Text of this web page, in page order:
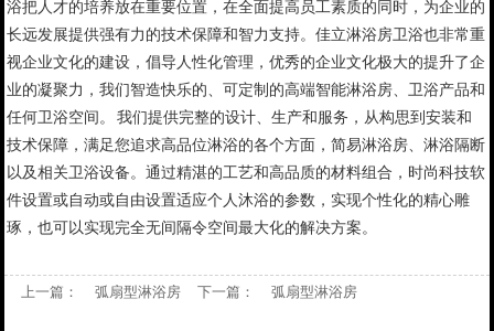
浴把人才的培养放在重要位置，在全面提高员工素质的同时，为企业的
长远发展提供强有力的技术保障和智力支持。佳立淋浴房卫浴也非常重
视企业文化的建设，倡导人性化管理，优秀的企业文化极大的提升了企
业的凝聚力，我们智造快乐的、可定制的高端智能淋浴房、卫浴产品和
任何卫浴空间。 我们提供完整的设计、生产和服务，从构思到安装和
技术保障，满足您追求高品位淋浴的各个方面，简易淋浴房、淋浴隔断
以及相关卫浴设备。通过精湛的工艺和高品质的材料组合，时尚科技软
件设置或自动或自由设置适应个人沐浴的参数，实现个性化的精心雕
琢，也可以实现完全无间隔令空间最大化的解决方案。
上一篇： 弧扇型淋浴房 下一篇： 弧扇型淋浴房